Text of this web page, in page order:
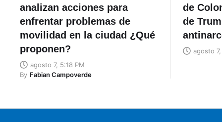
analizan acciones para
enfrentar problemas de
movilidad en la ciudad ¿Qué
proponen?
agosto 7, 5:18 PM
By Fabian Campoverde
de
de
agosto